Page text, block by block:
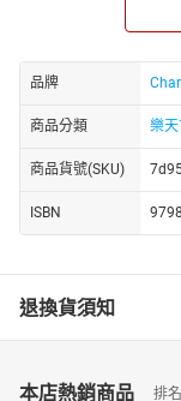
“停止担忧，快速克
严重的疾病如何阻
当你陷入焦虑和抑郁
的意义。
在本书中，我们将涵
• 焦虑和抑郁的成因
• 自然家庭疗法
• 如何为患者提供帮助
品牌
商品分類 樂天
商品貨號(SKU)
ISBN
退換貨須知
本店熱銷商品 排